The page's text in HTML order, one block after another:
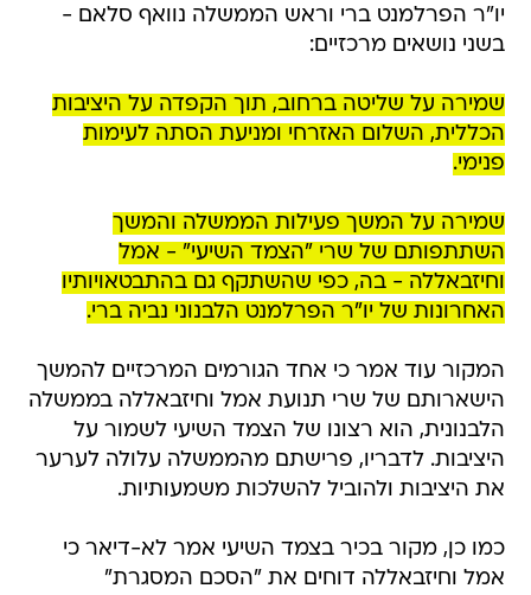
יו"ר הפרלמנט ברי וראש הממשלה נוואף סלאם -
בשני נושאים מרכזיים:
שמירה על שליטה ברחוב, תוך הקפדה על היציבות
הכללית, השלום האזרחי ומניעת הסתה לעימות
פנימי.
שמירה על המשך פעילות הממשלה והמשך
השתתפותם של שרי "הצמד השיעי" - אמל
וחיזבאללה - בה, כפי שהשתקף גם בהתבטאויותיו
האחרונות של יו"ר הפרלמנט הלבנוני נביה ברי.
המקור עוד אמר כי אחד הגורמים המרכזיים להמשך
הישארותם של שרי תנועת אמל וחיזבאללה בממשלה
הלבנונית, הוא רצונו של הצמד השיעי לשמור על
היציבות. לדבריו, פרישתם מהממשלה עלולה לערער
את היציבות ולהוביל להשלכות משמעותיות.
כמו כן, מקור בכיר בצמד השיעי אמר לא-דיאר כי
אמל וחיזבאללה דוחים את "הסכם המסגרת"